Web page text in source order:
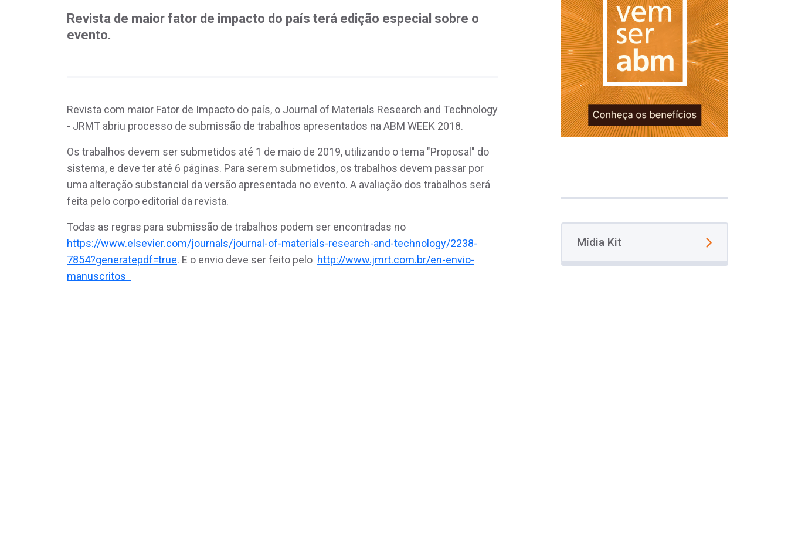
Revista de maior fator de impacto do país terá edição especial sobre o
evento.
Revista com maior Fator de Impacto do país, o Journal of Materials Research and Technology
- JRMT abriu processo de submissão de trabalhos apresentados na ABM WEEK 2018.
Os trabalhos devem ser submetidos até 1 de maio de 2019, utilizando o tema "Proposal" do
sistema, e deve ter até 6 páginas. Para serem submetidos, os trabalhos devem passar por
uma alteração substancial da versão apresentada no evento. A avaliação dos trabalhos será
feita pelo corpo editorial da revista.
Todas as regras para submissão de trabalhos podem ser encontradas no
https://www.elsevier.com/journals/journal-of-materials-research-and-technology/2238-
7854?generatepdf=true. E o envio deve ser feito pelo http://www.jmrt.com.br/en-envio-
manuscritos
Mídia Kit